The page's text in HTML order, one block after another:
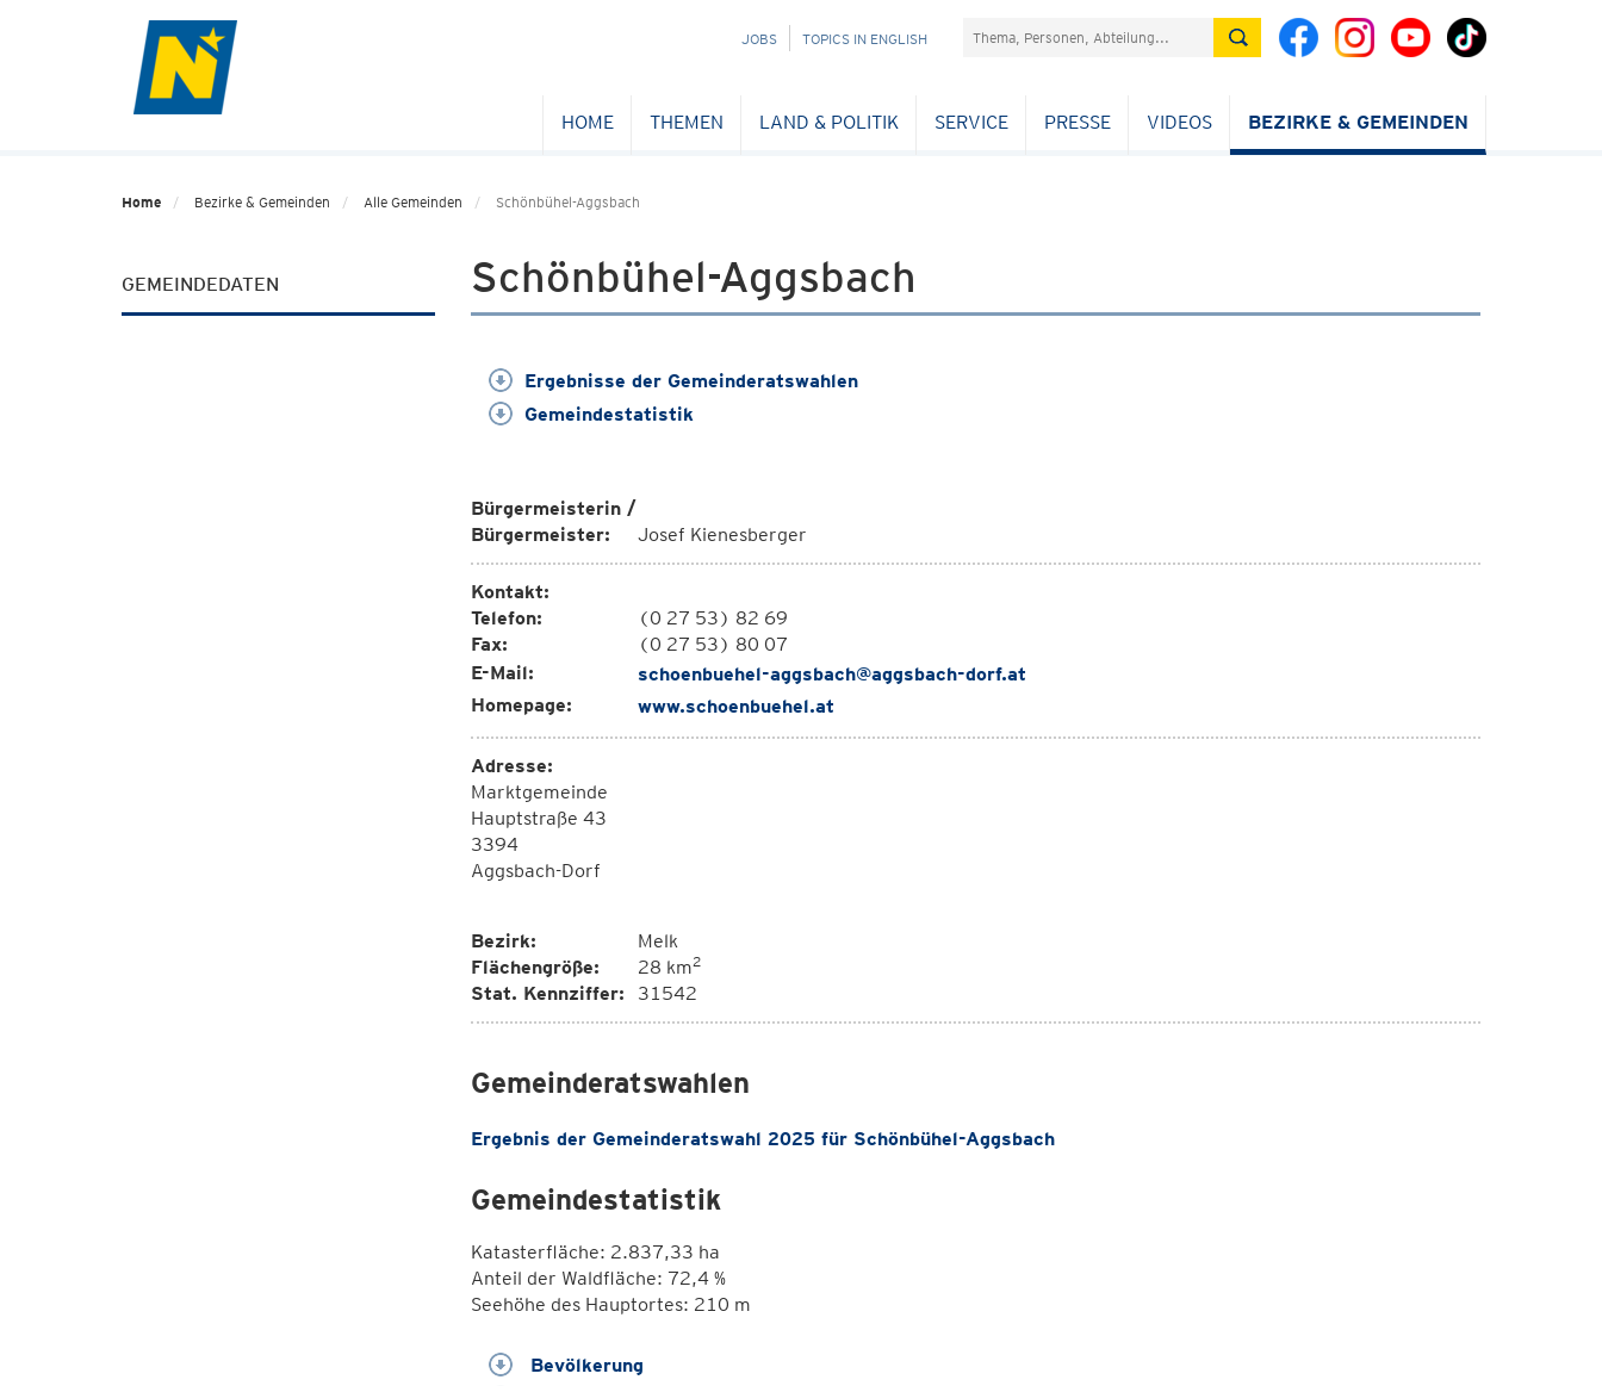
NAVIGATION
JOBS TOPICS IN ENGLISH Suchefeld
HOME THEMEN LAND & POLITIK SERVICE PRESSE VIDEOS BEZIRKE & GEMEINDEN
Home Bezirke & Gemeinden Alle Gemeinden Schönbühel-Aggsbach
GEMEINDEDATEN Schönbühel-Aggsbach
Ergebnisse der Gemeinderatswahlen
Gemeindestatistik
Bürgermeisterin /
Bürgermeister:
Josef Kienesberger
Kontakt:
Telefon:
(0 27 53) 82 69
Fax:
(0 27 53) 80 07
E-Mail:
schoenbuehel-aggsbach@aggsbach-dorf.at
Homepage:
www.schoenbuehel.at
Adresse:
Marktgemeinde
Hauptstraße 43
3394
Aggsbach-Dorf
Bezirk:
Melk
Flächengröße:
28 km2
Stat. Kennziffer: 31542
Gemeinderatswahlen
Ergebnis der Gemeinderatswahl 2025 für Schönbühel-Aggsbach
Gemeindestatistik
Katasterfläche: 2.837,33 ha
Anteil der Waldfläche: 72,4 %
Seehöhe des Hauptortes: 210 m
Bevölkerung